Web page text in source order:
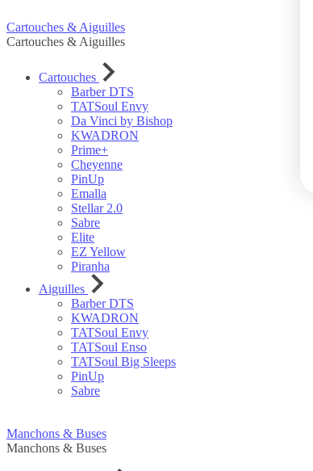
Cartouches & Aiguilles
Cartouches & Aiguilles
Cartouches
Barber DTS
TATSoul Envy
Da Vinci by Bishop
KWADRON
Prime+
Cheyenne
PinUp
Emalla
Stellar 2.0
Sabre
Elite
EZ Yellow
Piranha
Aiguilles
Barber DTS
KWADRON
TATSoul Envy
TATSoul Enso
TATSoul Big Sleeps
PinUp
Sabre
Manchons & Buses
Manchons & Buses